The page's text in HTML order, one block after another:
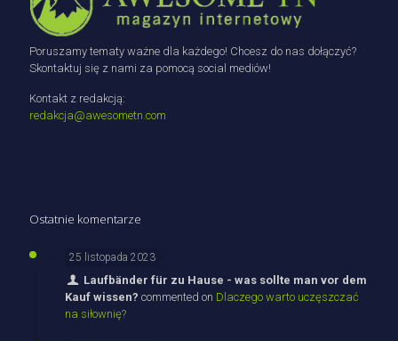
Poruszamy tematy ważne dla każdego! Chcesz do nas dołączyć?
Skontaktuj się z nami za pomocą social mediów!
Kontakt z redakcją:
redakcja@awesometn.com
Ostatnie komentarze
25 listopada 2023
Laufbänder für zu Hause - was sollte man vor dem
Kauf wissen? commented on Dlaczego warto uczęszczać
na siłownię?